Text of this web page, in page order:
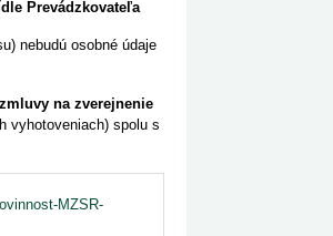
Prevádzkovateľa
) nebudú osobné údaje
na zverejnenie
vyhotoveniach) spolu s